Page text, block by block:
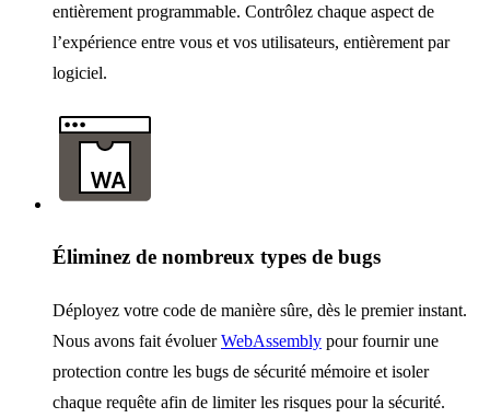
entièrement programmable. Contrôlez chaque aspect de
l’expérience entre vous et vos utilisateurs, entièrement par
logiciel.
Éliminez de nombreux types de bugs
Déployez votre code de manière sûre, dès le premier instant.
Nous avons fait évoluerWebAssembly pour fournir une
protection contre les bugs de sécurité mémoire et isoler
chaque requête afin de limiter les risques pour la sécurité.